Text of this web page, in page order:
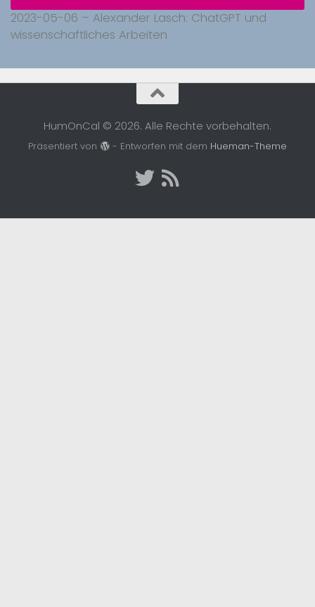
2023-05-06 – Alexander Lasch: ChatGPT und
wissenschaftliches Arbeiten
HumOnCal © 2026. Alle Rechte vorbehalten.
Präsentiert von - Entworfen mit dem Hueman-Theme